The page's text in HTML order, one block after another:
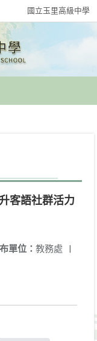
國立玉里高級中學
客語社群活力
單位： 教務處 |